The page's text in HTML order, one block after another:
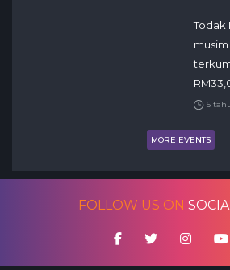
Todak
5
MORE EVENTS
FOLLOW US ON